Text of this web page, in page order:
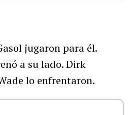
jugaron para él.
a su lado. Dirk
lo enfrentaron.